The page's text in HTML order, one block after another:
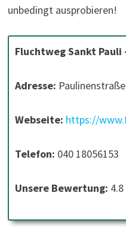
unbedingt ausprobieren!
Fluchtweg Sankt Pauli
Adresse:
Webseite: https://
Telefon: 040 18056153
Unsere Bewertung: